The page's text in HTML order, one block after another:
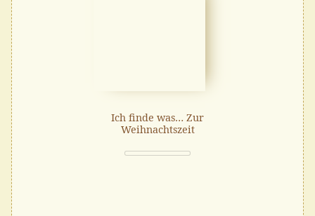
Ich finde was… Zur
Weihnachtszeit